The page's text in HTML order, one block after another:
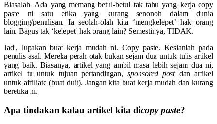
Biasalah. Ada yang memang betul-betul tak tahu yang kerja copy
paste ni satu etika yang kurang senonoh dalam dunia
blogging/penulisan. Ia seolah-olah kita ‘mengkelepet’ hak orang
lain. Bagus tak ‘kelepet’ hak orang lain? Semestinya, TIDAK.
Jadi, lupakan buat kerja mudah ni. Copy paste. Kesianlah pada
penulis asal. Mereka perah otak bukan sejam dua untuk tulis artikel
yang baik. Biasanya, artikel yang ambil masa lebih sejam dua ni,
artikel tu untuk tujuan pertandingan, sponsored postdan artikel
untuk affiliate (buat duit). Jangan kita buat kerja mudah dan kurang
beretika ni.
Apa tindakan kalau artikel kita dicopy paste?